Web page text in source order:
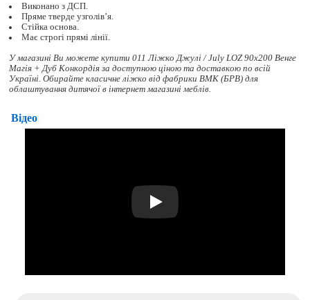
Виконано з ДСП.
Пряме тверде узголів’я.
Стійка основа.
Має строгі прямі лінії.
У магазині Ви можете купити 011 Ліжко Джулі / July LOZ 90х200 Венге
Магія + Дуб Конкордія за доступною ціною та доставкою по всій
Україні. Обирайте класичне ліжковід фабрики ВМК (БРВ) для
облаштування дитячої в інтернет магазині меблів.
Відео
Play